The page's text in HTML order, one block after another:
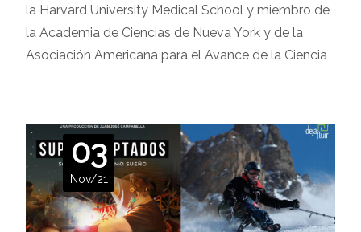
la Harvard University Medical School y miembro de
la Academia de Ciencias de Nueva York y de la
Asociación Americana para el Avance de la Ciencia
03
Nov/21